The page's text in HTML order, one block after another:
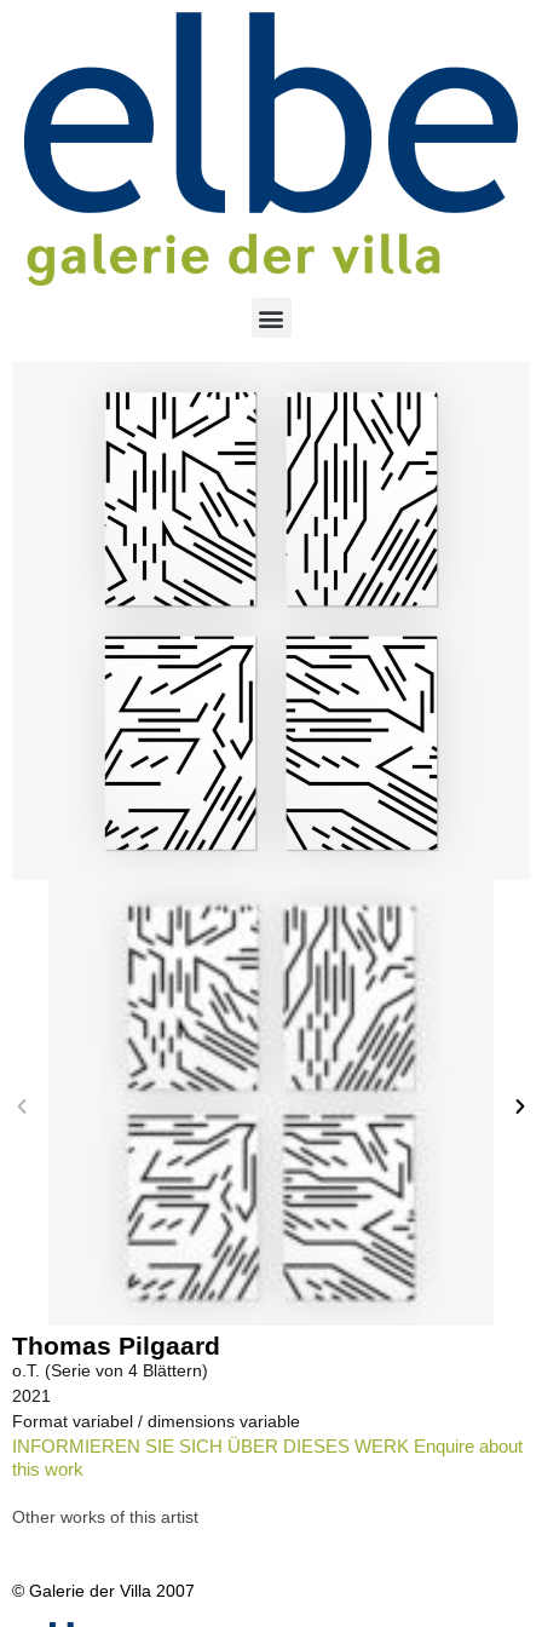
Thomas Pilgaard
o.T. (Serie von 4 Blättern)
2021
Format variabel / dimensions variable
INFORMIEREN SIE SICH ÜBER DIESES WERK Enquire about
this work
Other works of this artist
© Galerie der Villa 2007